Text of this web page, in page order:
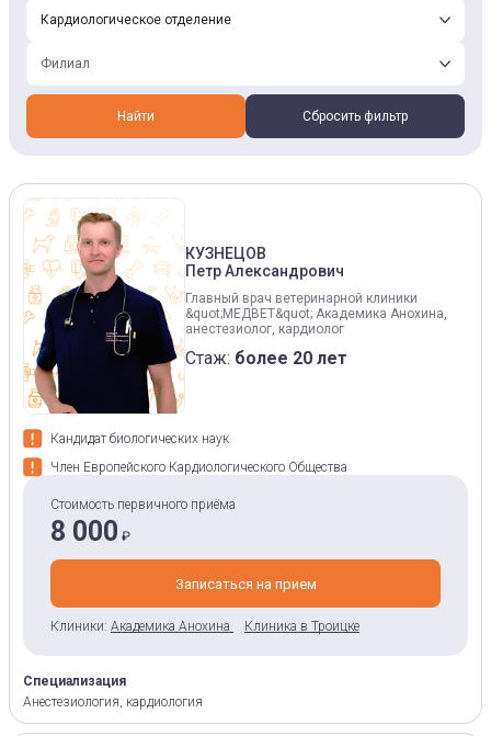
Кардиологическое отделение
Филиал
Найти Сбросить фильтр
КУЗНЕЦОВ
Петр Александрович
Главный врач ветеринарной клиники
&quot;МЕДВЕТ&quot; Академика Анохина,
анестезиолог, кардиолог
Стаж: более 20 лет
Кандидат биологических наук
Член Европейского Кардиологического Общества
Стоимость первичного приёма
8 000 ₽
Записаться на прием
Клиники: Академика Анохина Клиника в Троицке
Специализация
Анестезиология, кардиология